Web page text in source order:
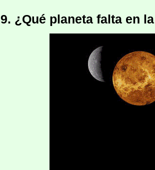
9. ¿Qué planeta falta en